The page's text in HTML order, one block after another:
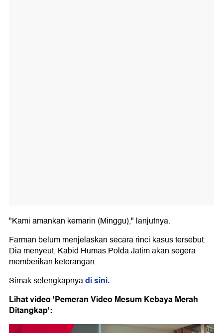
"Kami amankan kemarin (Minggu)," lanjutnya.
Farman belum menjelaskan secara rinci kasus tersebut.
Dia menyeut, Kabid Humas Polda Jatim akan segera
memberikan keterangan.
Simak selengkapnyadi sini.
Lihat video 'Pemeran Video Mesum Kebaya Merah
Ditangkap':